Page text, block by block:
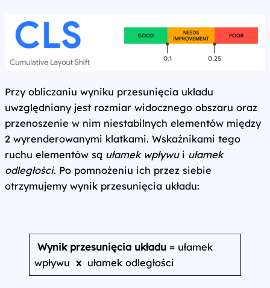
Przy obliczaniu wyniku przesunięcia układu
uwzględniany jest rozmiar widocznego obszaru oraz
przenoszenie w nim niestabilnych elementów między
2 wyrenderowanymi klatkami. Wskaźnikami tego
ruchu elementów są ułamek wpływu i ułamek
odległości. Po pomnożeniu ich przez siebie
otrzymujemy wynik przesunięcia układu:
Wynik przesunięcia układu = ułamek
wpływux ułamek odległości